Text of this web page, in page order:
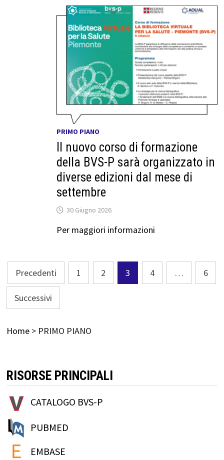
PRIMO PIANO
Il nuovo corso di formazione
della BVS-P sarà organizzato in
diverse edizioni dal mese di
settembre
30 Giugno 2026
Per maggiori informazioni
Navigazione
articoli
Precedenti 1 2 3 4 … 6
Successivi
Home > PRIMO PIANO
RISORSE PRINCIPALI
CATALOGO BVS-P
PUBMED
EMBASE